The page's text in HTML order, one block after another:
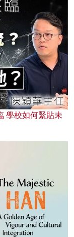
學校如何緊貼未